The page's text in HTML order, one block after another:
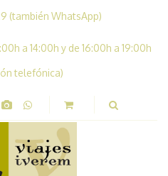
(también WhatsApp)
a 14:00h y de 16:00h a 19:00h
telefónica)